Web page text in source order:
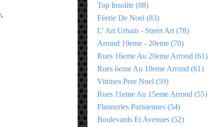
Top Insolite (88)
Féerie De Noel (83)
L' Art Urbain - Street Art (78)
Arrond 19eme - 20eme (70)
Rues 16eme Au 20eme Arrond (61)
Rues 6eme Au 10eme Arrond (61)
Vitrines Pere Noel (59)
Rues 11eme Au 15eme Arrond (55)
Flanneries Parisiennes (54)
Boulevards Et Avenues (52)